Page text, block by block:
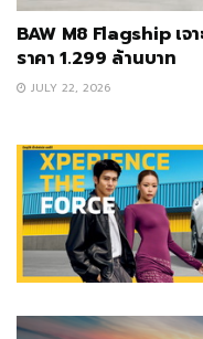
BAW M8 Flagship เจ
ราคา 1.299 ล้านบาท
JULY 22, 2026